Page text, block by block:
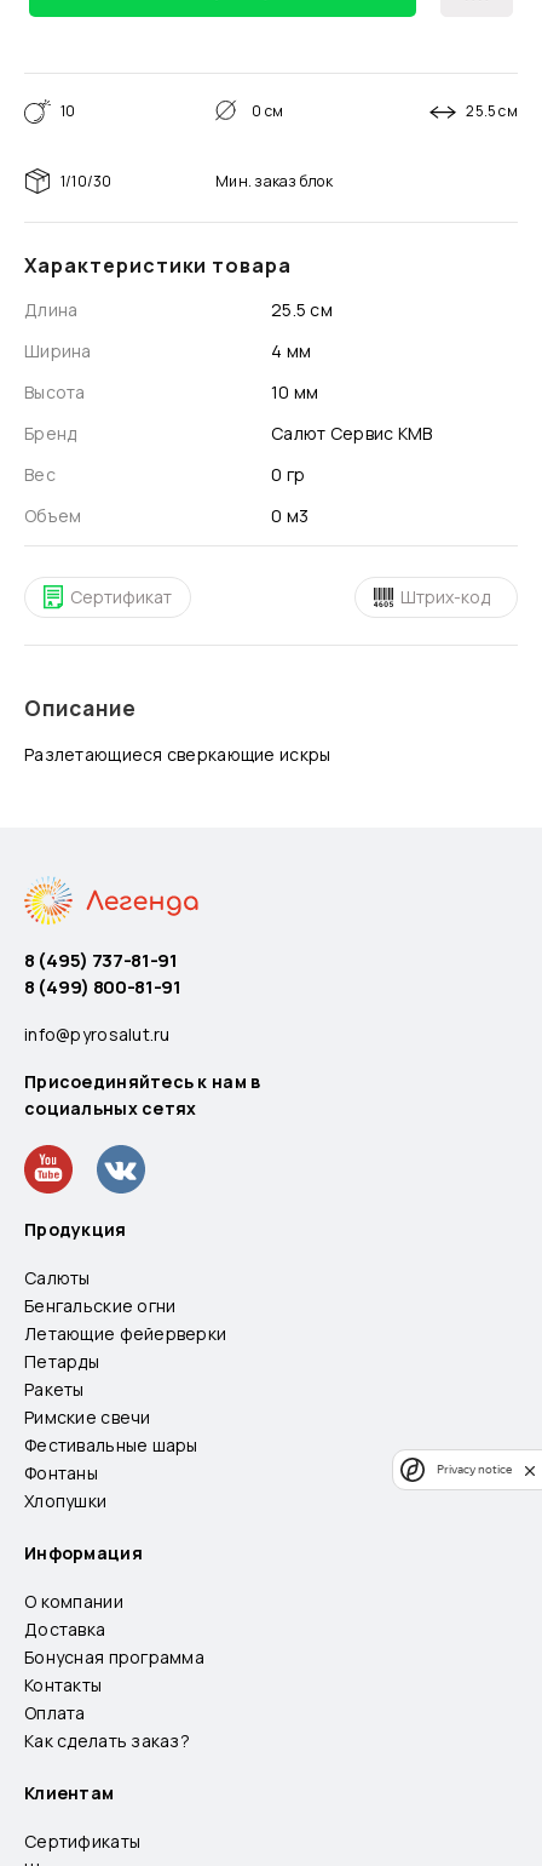
Характеристики товара
Длина
25.5 см
Ширина
4 мм
Высота
10 мм
Бренд
Салют Сервис КМВ
Вес
0 гр
Объем
0 м3
10 0 см 25.5 см
1/10/30 Мин. заказ блок
Сертификат Штрих-код
Описание
Разлетающиеся сверкающие искры
8 (495) 737-81-91
8 (499) 800-81-91
info@pyrosalut.ru
Присоединяйтесь к нам в
социальных сетях
Продукция
Салюты
Бенгальские огни
Летающие фейерверки
Петарды
Ракеты
Римские свечи
Фестивальные шары
Фонтаны
Хлопушки
Информация
О компании
Доставка
Бонусная программа
Контакты
Оплата
Как сделать заказ?
Клиентам
Сертификаты
Privacy notice